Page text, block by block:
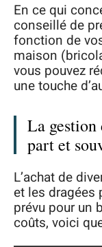
En ce qui
conseillé de
fonction de
maison
vous pouvez
une touche
La gestion
part et
L’achat de
et les dragées
prévu pour un
coûts, voici